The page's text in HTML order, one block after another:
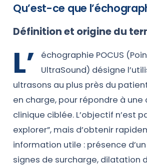
Qu’est-ce que
Définition et origine du
L’
échographie POCUS
UltraSound) désigne
ultrasons au plus près du
en charge, pour répondre à une
clinique ciblée. L’objectif n’est
explorer”, mais d’obtenir
information utile : présence
signes de surcharge, dilatation